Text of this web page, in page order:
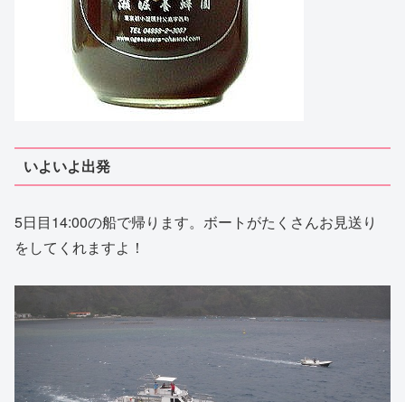
いよいよ出発
5日目14:00の船で帰ります。ボートがたくさんお見送り
をしてくれますよ！